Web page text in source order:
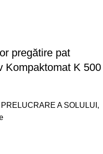
pregătire pat
Kompaktomat K 500
A SOLULUI ,